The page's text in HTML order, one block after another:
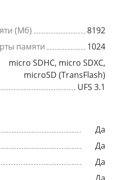
(Мб)
8192
памяти
1024
micro SDHC, micro SDXC,
microSD (TransFlash)
UFS 3.1
Да
Да
Да